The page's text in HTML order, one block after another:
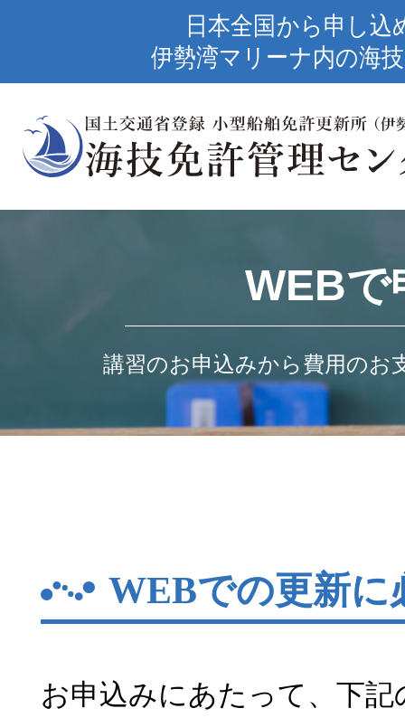
日本全国から申し
伊勢湾マリーナ内の海
WEBで
講習のお申込みから費用のお
WEBでの更新に
お申込みにあたって、下